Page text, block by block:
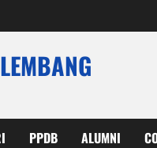
PPDB ALUMNI